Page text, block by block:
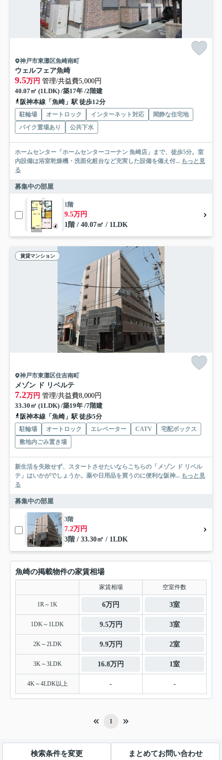
神戸市東灘区魚崎南町
ウェルフェア魚崎
9.5万円 管理/共益費5,000円
40.07㎡ (1LDK) /築17年 /2階建
阪神本線「魚崎」駅 徒歩12分
駐輪場 オートロック インターネット対応
閑静な住宅地
バイク置場あり
公共下水
ホームセンター「ホームセンターコーナン 魚崎店」まで、徒歩5分。室
内設備は浴室乾燥機・洗面化粧台など充実した設備を備え付... もっと見
る
募集中の部屋
1階
9.5万円
1階 / 40.07㎡ / 1LDK
賃貸マンション
神戸市東灘区住吉南町
メゾン ド リベルテ
7.2万円 管理/共益費8,000円
33.30㎡ (1LDK) /築19年 /7階建
阪神本線「魚崎」駅 徒歩5分
駐輪場 オートロック エレベーター CATV
宅配ボックス
敷地内ごみ置き場
新生活を失敗せず、スタートさせたいならこちらの「メゾン ド リベル
テ」はいかがでしょうか。薬や日用品を買うのに便利な阪神... もっと見
る
募集中の部屋
3階
7.2万円
3階 / 33.30㎡ / 1LDK
魚崎の掲載物件の家賃相場
家賃相場 空室件数
1R～1K 6万円 3室
1DK～1LDK 9.5万円 3室
2K～2LDK 9.9万円 2室
3K～3LDK 16.8万円 1室
4K～4LDK以上 - -
1
検索条件を変更 まとめてお問い合わせ